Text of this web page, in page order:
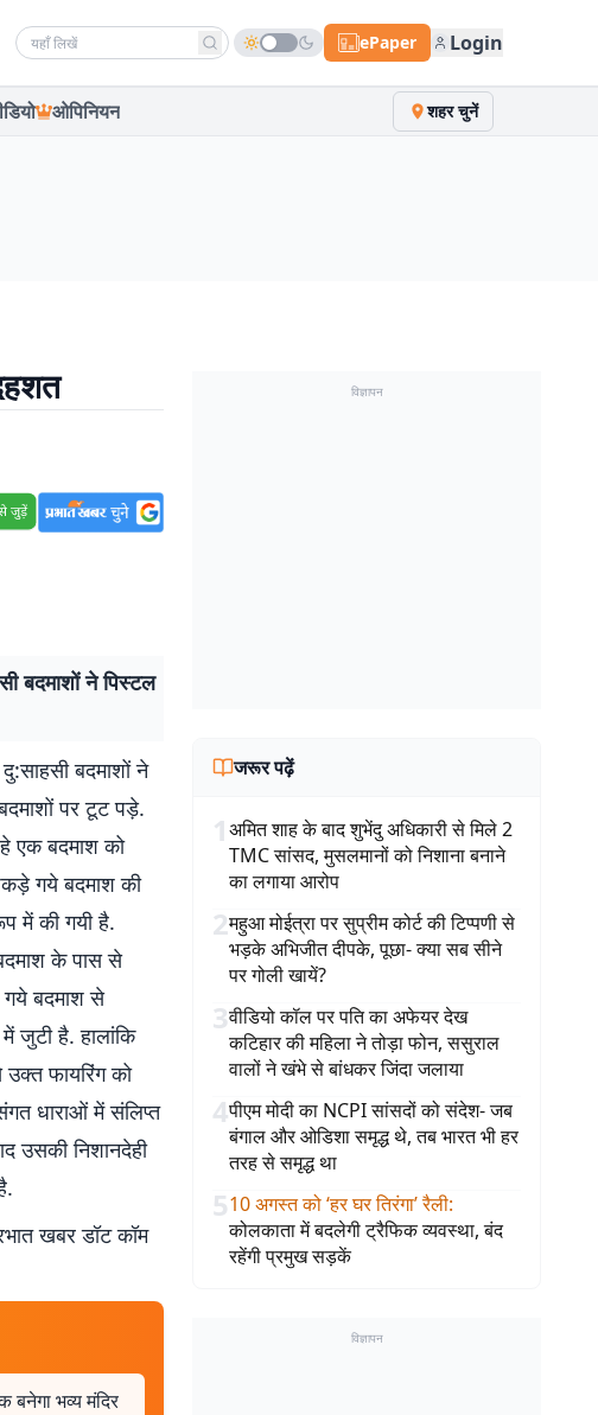
Search news ePaper Login
ओपिनियन शहर चुनें
बदमाशों ने पिस्टल
बदमाशों ने
पर टूट पड़े.
एक बदमाश को
गये बदमाश की
में की गयी है.
के पास से
बदमाश से
जुटी है. हालांकि
फायरिंग को
धाराओं में संलिप्त
उसकी निशानदेही
खबर डॉट कॉम
बनेगा भव्य मंदिर
विज्ञापन
जरूर पढ़ें
1अमित शाह के बाद शुभेंदु अधिकारी से मिले 2
TMC सांसद, मुसलमानों को निशाना बनाने
का लगाया आरोप
2महुआ मोईत्रा पर सुप्रीम कोर्ट की टिप्पणी से
भड़के अभिजीत दीपके, पूछा- क्या सब सीने
पर गोली खायें?
3वीडियो कॉल पर पति का अफेयर देख
कटिहार की महिला ने तोड़ा फोन, ससुराल
वालों ने खंभे से बांधकर जिंदा जलाया
4पीएम मोदी का NCPI सांसदों को संदेश- जब
बंगाल और ओडिशा समृद्ध थे, तब भारत भी हर
तरह से समृद्ध था
510 अगस्त को ‘हर घर तिरंगा’ रैली:
कोलकाता में बदलेगी ट्रैफिक व्यवस्था, बंद
रहेंगी प्रमुख सड़कें
विज्ञापन